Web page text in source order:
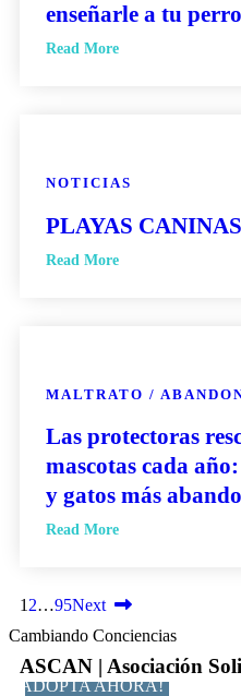
enseñarle a tu
Read More
NOTICIAS
PLAYAS
Read More
MALTRATO /
Las protectoras
mascotas cada
y gatos más
Read More
1 2…95Next
Cambiando Conciencias
ASCAN | Asociación
ADOPTA AHORA!